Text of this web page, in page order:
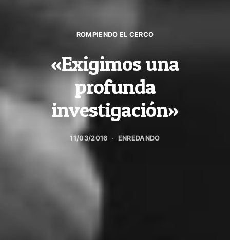
ROMPIENDO EL CERCO
«Exigimos una
profunda
investigación»
11/03/2016 ENREDANDO